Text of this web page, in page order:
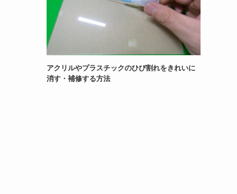
アクリルやプラスチックのひび割れをきれいに
消す・補修する方法